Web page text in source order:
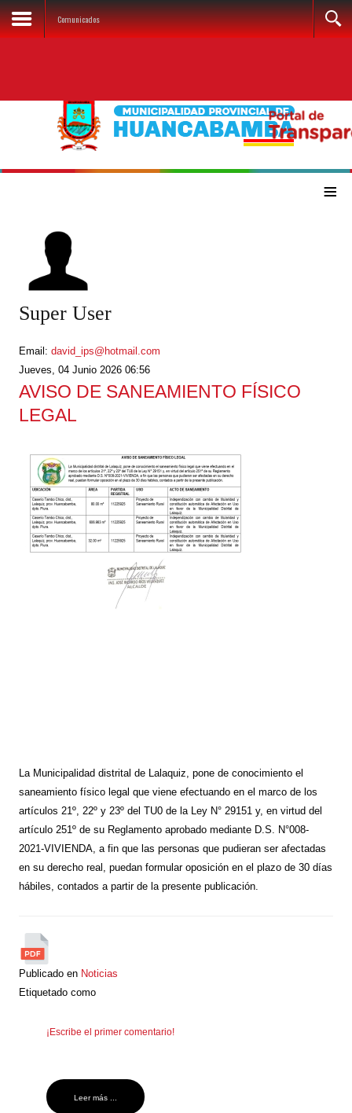
Comunicados
≡
Super User
Email:david_ips@hotmail.com
Jueves, 04 Junio 2026 06:56
AVISO DE SANEAMIENTO FÍSICO
LEGAL
La Municipalidad distrital de Lalaquiz, pone de conocimiento el
saneamiento físico legal que viene efectuando en el marco de los
artículos 21º, 22º y 23º del TU0 de la Ley N° 29151 y, en virtud del
artículo 251º de su Reglamento aprobado mediante D.S. N°008-
2021-VIVIENDA, a fin que las personas que pudieran ser afectadas
en su derecho real, puedan formular oposición en el plazo de 30 días
hábiles, contados a partir de la presente publicación.
Publicado en Noticias
Etiquetado como
¡Escribe el primer comentario!
Leer más ...